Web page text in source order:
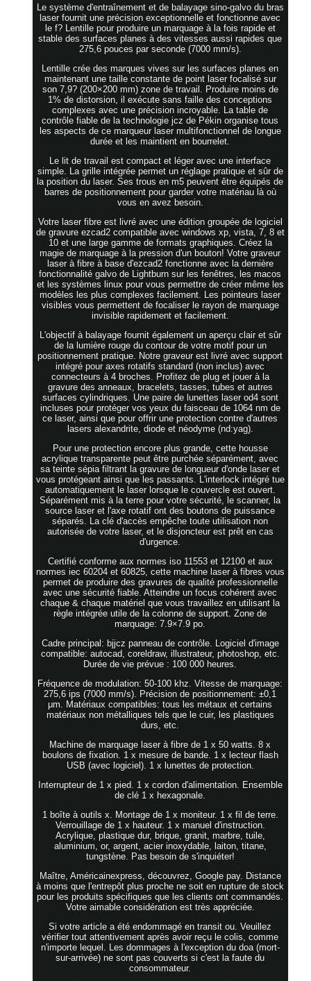
Le système d'entraînement et de balayage sino-galvo du bras
laser fournit une précision exceptionnelle et fonctionne avec
le f? Lentille pour produire un marquage à la fois rapide et
stable des surfaces planes à des vitesses aussi rapides que
275,6 pouces par seconde (7000 mm/s).
Lentille crée des marques vives sur les surfaces planes en
maintenant une taille constante de point laser focalisé sur
son 7,9? (200×200 mm) zone de travail. Produire moins de
1% de distorsion, il exécute sans faille des conceptions
complexes avec une précision incroyable. La table de
contrôle fiable de la technologie jcz de Pékin organise tous
les aspects de ce marqueur laser multifonctionnel de longue
durée et les maintient en bourrelet.
Le lit de travail est compact et léger avec une interface
simple. La grille intégrée permet un réglage pratique et sûr de
la position du laser. Ses trous en m5 peuvent être équipés de
barres de positionnement pour garder votre matériau là où
vous en avez besoin.
Votre laser fibre est livré avec une édition groupée de logiciel
de gravure ezcad2 compatible avec windows xp, vista, 7, 8 et
10 et une large gamme de formats graphiques. Créez la
magie de marquage à la pression d'un bouton! Votre graveur
laser à fibre à base d'ezcad2 fonctionne avec la dernière
fonctionnalité galvo de Lightburn sur les fenêtres, les macos
et les systèmes linux pour vous permettre de créer même les
modèles les plus complexes facilement. Les pointeurs laser
visibles vous permettent de focaliser le rayon de marquage
invisible rapidement et facilement.
L'objectif à balayage fournit également un aperçu clair et sûr
de la lumière rouge du contour de votre motif pour un
positionnement pratique. Notre graveur est livré avec support
intégré pour axes rotatifs standard (non inclus) avec
connecteurs à 4 broches. Profitez de plug et jouer à la
gravure des anneaux, bracelets, tasses, tubes et autres
surfaces cylindriques. Une paire de lunettes laser od4 sont
incluses pour protéger vos yeux du faisceau de 1064 nm de
ce laser, ainsi que pour offrir une protection contre d'autres
lasers alexandrite, diode et néodyme (nd:yag).
Pour une protection encore plus grande, cette housse
acrylique transparente peut être purchée séparément, avec
sa teinte sépia filtrant la gravure de longueur d'onde laser et
vous protégeant ainsi que les passants. L'interlock intégré tue
automatiquement le laser lorsque le couvercle est ouvert.
Séparément mis à la terre pour votre sécurité, le scanner, la
source laser et l'axe rotatif ont des boutons de puissance
séparés. La clé d'accès empêche toute utilisation non
autorisée de votre laser, et le disjoncteur est prêt en cas
d'urgence.
Certifié conforme aux normes iso 11553 et 12100 et aux
normes iec 60204 et 60825, cette machine laser à fibres vous
permet de produire des gravures de qualité professionnelle
avec une sécurité fiable. Atteindre un focus cohérent avec
chaque & chaque matériel que vous travaillez en utilisant la
règle intégrée utile de la colonne de support. Zone de
marquage: 7.9×7.9 po.
Cadre principal: bjjcz panneau de contrôle. Logiciel d'image
compatible: autocad, coreldraw, illustrateur, photoshop, etc.
Durée de vie prévue : 100 000 heures.
Fréquence de modulation: 50-100 khz. Vitesse de marquage:
275,6 ips (7000 mm/s). Précision de positionnement: ±0,1
μm. Matériaux compatibles: tous les métaux et certains
matériaux non métalliques tels que le cuir, les plastiques
durs, etc.
Machine de marquage laser à fibre de 1 x 50 watts. 8 x
boulons de fixation. 1 x mesure de bande. 1 x lecteur flash
USB (avec logiciel). 1 x lunettes de protection.
Interrupteur de 1 x pied. 1 x cordon d'alimentation. Ensemble
de clé 1 x hexagonale.
1 boîte à outils x. Montage de 1 x moniteur. 1 x fil de terre.
Verrouillage de 1 x hauteur. 1 x manuel d'instruction.
Acrylique, plastique dur, brique, granit, marbre, tuile,
aluminium, or, argent, acier inoxydable, laiton, titane,
tungstène. Pas besoin de s'inquiéter!
Maître, Américainexpress, découvrez, Google pay. Distance
à moins que l'entrepôt plus proche ne soit en rupture de stock
pour les produits spécifiques que les clients ont commandés.
Votre aimable considération est très appréciée.
Si votre article a été endommagé en transit ou. Veuillez
vérifier tout attentivement après avoir reçu le colis, comme
n'importe lequel. Les dommages à l'exception du doa (mort-
sur-arrivée) ne sont pas couverts si c'est la faute du
consommateur.